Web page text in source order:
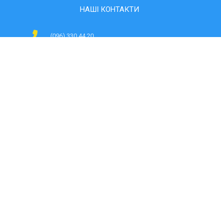
НАШІ КОНТАКТИ
(096) 330 44 20